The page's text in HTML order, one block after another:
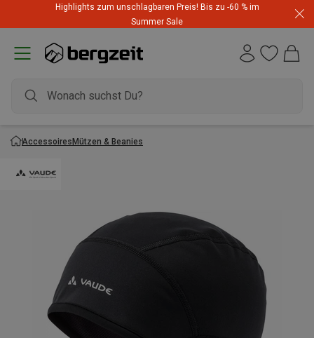
Highlights zum unschlagbaren Preis! Bis zu -60 % im
Summer Sale
AccessoiresMützen & Beanies